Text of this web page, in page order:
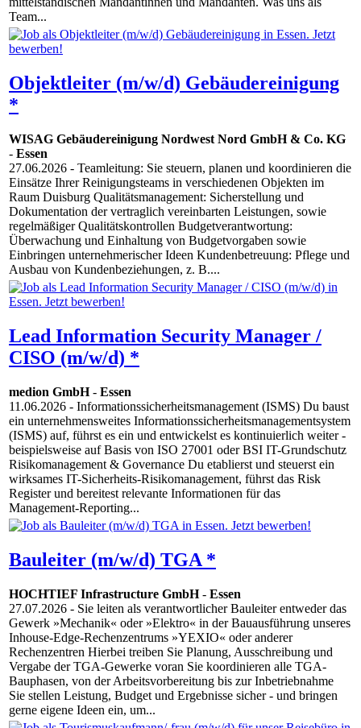
Team...
Objektleiter (m/w/d) Gebäudereinigung
*
WISAG Gebäudereinigung Nordwest Nord GmbH & Co. KG
- Essen
27.06.2026 - Teamleitung: Sie steuern, planen und koordinieren die
Einsätze Ihrer Reinigungsteams in verschiedenen Objekten im
Raum Duisburg Qualitätsmanagement: Sicherstellung und
Dokumentation der vertraglich vereinbarten Leistungen, sowie
regelmäßiger Qualitätskontrollen Budgetverantwortung:
Überwachung und Einhaltung von Budgetvorgaben sowie
Einbringen unternehmerischer Ideen Kundenbetreuung: Pflege und
Ausbau von Kundenbeziehungen, z. B....
Lead Information Security Manager /
CISO (m/w/d) *
medion GmbH- Essen
11.06.2026 - Informationssicherheitsmanagement (ISMS) Du baust
ein unternehmensweites Informationssicherheitsmanagementsystem
(ISMS) auf, führst es ein und entwickelst es kontinuierlich weiter -
beispielsweise auf Basis von ISO 27001 oder BSI IT-Grundschutz
Risikomanagement & Governance Du etablierst und steuerst ein
wirksames IT-Sicherheits-Risikomanagement, führst das Risk
Register und bereitest relevante Informationen für das
Management-Reporting...
Bauleiter (m/w/d) TGA *
HOCHTIEF Infrastructure GmbH- Essen
27.07.2026 - Sie leiten als verantwortlicher Bauleiter entweder das
Gewerk »Mechanik« oder »Elektro« in der Bauausführung unseres
Inhouse-Edge-Rechenzentrums »YEXIO« oder anderer
Rechenzentren Hierbei treiben Sie Planung, Ausschreibung und
Vergabe der TGA-Gewerke voran Sie koordinieren alle TGA-
Bauphasen, von der Arbeitsvorbereitung bis zur Inbetriebnahme
Sie stellen Leistung, Budget und Ergebnisse sicher - und bringen
gerne eigene Ideen ein, um...